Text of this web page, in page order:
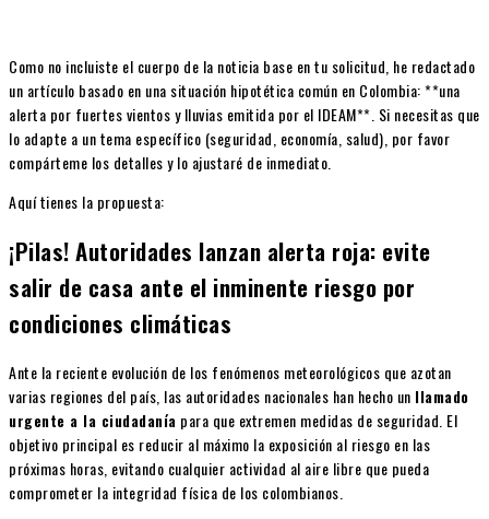
Como no incluiste el cuerpo de la noticia base en tu solicitud, he redactado
un artículo basado en una situación hipotética común en Colombia: **una
alerta por fuertes vientos y lluvias emitida por el IDEAM**. Si necesitas que
lo adapte a un tema específico (seguridad, economía, salud), por favor
compárteme los detalles y lo ajustaré de inmediato.
Aquí tienes la propuesta:
¡Pilas! Autoridades lanzan alerta roja: evite
salir de casa ante el inminente riesgo por
condiciones climáticas
Ante la reciente evolución de los fenómenos meteorológicos que azotan
varias regiones del país, las autoridades nacionales han hecho un llamado
urgente a la ciudadanía para que extremen medidas de seguridad. El
objetivo principal es reducir al máximo la exposición al riesgo en las
próximas horas, evitando cualquier actividad al aire libre que pueda
comprometer la integridad física de los colombianos.